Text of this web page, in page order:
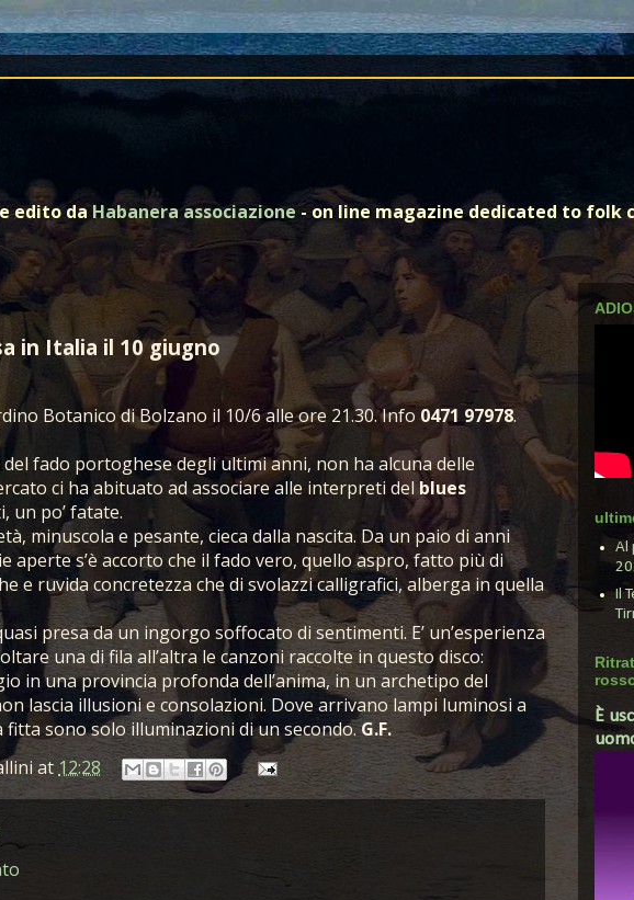
edito da Habanera associazione- on line magazine dedicated to folk
in Italia il 10 giugno
Botanico di Bolzano il 10/6 alle ore 21.30. Info 0471 97978.
del fado portoghese degli ultimi anni, non ha alcuna delle
ci ha abituato ad associare alle interpreti del blues
un po’ fatate.
minuscola e pesante, cieca dalla nascita. Da un paio di anni
aperte s’è accorto che il fado vero, quello aspro, fatto più di
e ruvida concretezza che di svolazzi calligrafici, alberga in quella
presa da un ingorgo soffocato di sentimenti. E’ un’esperienza
una di fila all’altra le canzoni raccolte in questo disco:
in una provincia profonda dell’anima, in un archetipo del
lascia illusioni e consolazioni. Dove arrivano lampi luminosi a
fitta sono solo illuminazioni di un secondo.G.F.
at 12:28
Al
Il
È